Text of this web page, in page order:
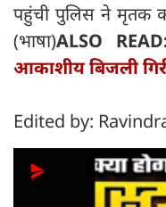
पहुंची पुलिस ने मृतक
(भाषा)ALSO
आकाशीय बिजली
Edited by: